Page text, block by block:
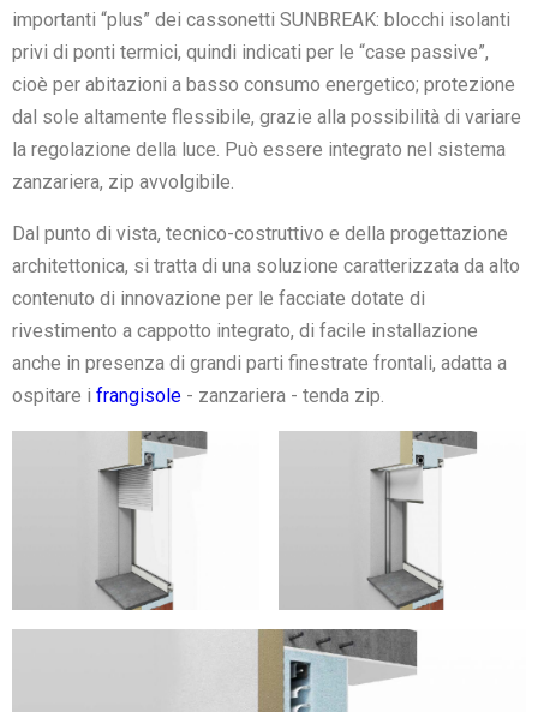
importanti “plus” dei cassonetti SUNBREAK: blocchi isolanti
privi di ponti termici, quindi indicati per le “case passive”,
cioè per abitazioni a basso consumo energetico; protezione
dal sole altamente flessibile, grazie alla possibilità di variare
la regolazione della luce. Può essere integrato nel sistema
zanzariera, zip avvolgibile.
Dal punto di vista, tecnico-costruttivo e della progettazione
architettonica, si tratta di una soluzione caratterizzata da alto
contenuto di innovazione per le facciate dotate di
rivestimento a cappotto integrato, di facile installazione
anche in presenza di grandi parti finestrate frontali, adatta a
ospitare i frangisole - zanzariera - tenda zip.